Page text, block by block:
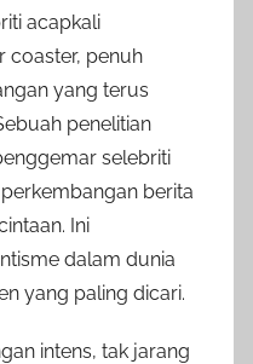
acapkali
coaster, penuh
yang terus
penelitian
selebriti
berita
Ini
dalam dunia
yang paling dicari.
intens, tak jarang